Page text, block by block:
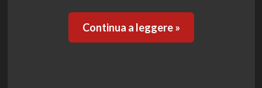
Continua a leggere »